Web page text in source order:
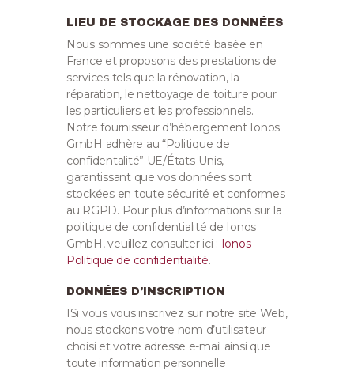
LIEU DE STOCKAGE DES DONNÉES
Nous sommes une société basée en
France et proposons des prestations de
services tels que la rénovation, la
réparation, le nettoyage de toiture pour
les particuliers et les professionnels.
Notre fournisseur d’hébergement Ionos
GmbH adhère au “Politique de
confidentalité” UE/États-Unis,
garantissant que vos données sont
stockées en toute sécurité et conformes
au RGPD. Pour plus d’informations sur la
politique de confidentialité de Ionos
GmbH, veuillez consulter ici : Ionos
Politique de confidentialité.
DONNÉES D’INSCRIPTION
ISi vous vous inscrivez sur notre site Web,
nous stockons votre nom d’utilisateur
choisi et votre adresse e-mail ainsi que
toute information personnelle